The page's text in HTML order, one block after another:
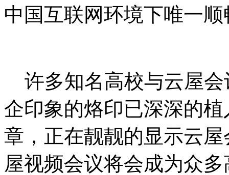
中国互联网环境下唯一
许多知名高校与云屋会
企印象的烙印已深深的
章，正在靓靓的显示云
屋视频会议将会成为众